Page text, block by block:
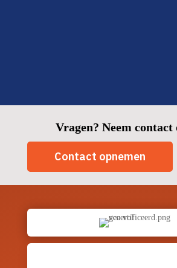
Vragen? Neem contact
Contact opnemen